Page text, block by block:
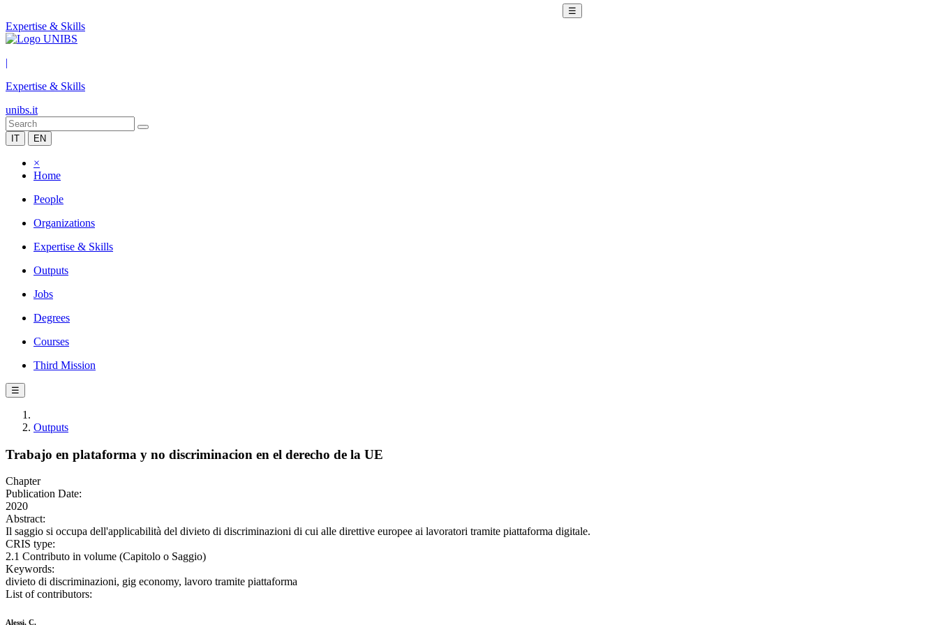
☰
Expertise & Skills
|
Expertise & Skills
unibs.it
IT EN
×
Home
People
Organizations
Expertise & Skills
Outputs
Jobs
Degrees
Courses
Third Mission
☰
Outputs
Trabajo en plataforma y no discriminacion en el derecho de la UE
Chapter
Publication Date:
2020
Abstract:
Il saggio si occupa dell'applicabilità del divieto di discriminazioni di cui alle direttive europee ai lavoratori tramite piattaforma digitale.
CRIS type:
2.1 Contributo in volume (Capitolo o Saggio)
Keywords:
divieto di discriminazioni, gig economy, lavoro tramite piattaforma
List of contributors:
Alessi, C.